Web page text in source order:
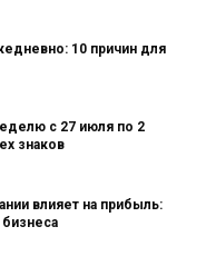
10 причин для
с 27 июля по 2
знаков
влияет на прибыль: